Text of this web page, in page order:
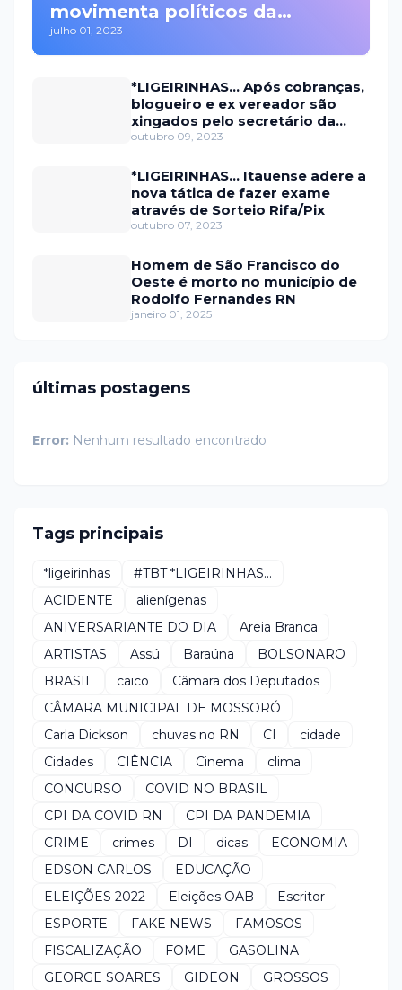
movimenta políticos da
oposição em Itaú na escolha
do candidato a prefeito
julho 01, 2023
*LIGEIRINHAS... Após cobranças,
blogueiro e ex vereador são
xingados pelo secretário da
prefeitura de Itaú
outubro 09, 2023
*LIGEIRINHAS... Itauense adere a
nova tática de fazer exame
através de Sorteio Rifa/Pix
outubro 07, 2023
Homem de São Francisco do
Oeste é morto no município de
Rodolfo Fernandes RN
janeiro 01, 2025
últimas postagens
Error: Nenhum resultado encontrado
Tags principais
*ligeirinhas
#TBT *LIGEIRINHAS...
ACIDENTE
alienígenas
ANIVERSARIANTE DO DIA
Areia Branca
ARTISTAS
Assú Baraúna
BOLSONARO
BRASIL
caico
Câmara dos Deputados
CÂMARA MUNICIPAL DE MOSSORÓ
Carla Dickson
chuvas no RN CI
cidade
Cidades
CIÊNCIA Cinema
clima
CONCURSO
COVID NO BRASIL
CPI DA COVID RN
CPI DA PANDEMIA
CRIME
crimes DI dicas
ECONOMIA
EDSON CARLOS
EDUCAÇÃO
ELEIÇÕES 2022
Eleições OAB
Escritor
ESPORTE
FAKE NEWS
FAMOSOS
FISCALIZAÇÃO
FOME
GASOLINA
GEORGE SOARES
GIDEON
GROSSOS